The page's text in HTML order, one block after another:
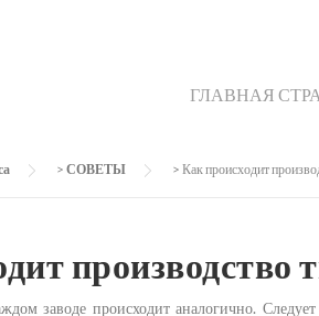
ГЛАВНАЯ
> СОВЕТЫ > Как происходит
производство
заводе происходит аналогично.